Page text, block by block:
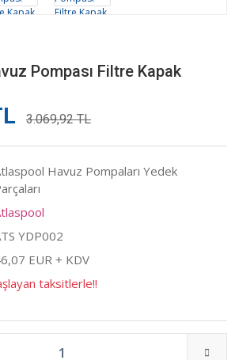
Pompası Filtre Kapak
3.069,92 TL
Havuz Pompaları Yedek
YDP002
EUR + KDV
taksitlerle!!